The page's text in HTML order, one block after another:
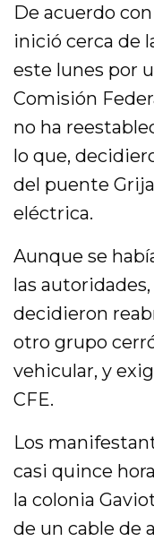
De acuerdo
inició cerca de
este lunes por
Comisión
no ha
lo que,
del puente
eléctrica.
Aunque se
las
decidieron
otro grupo
vehicular, y
CFE.
Los
casi quince
la colonia
de un cable de